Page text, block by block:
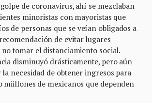
de coronavirus, ahí se mezclaban
minoristas con mayoristas que
de personas que se veían obligados a
de evitar lugares
tomar el distanciamiento social.
disminuyó drásticamente, pero aún
necesidad de obtener ingresos para
miillones de mexicanos que dependen